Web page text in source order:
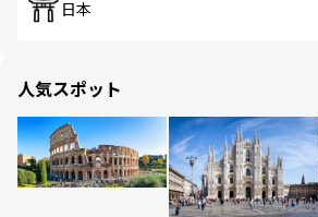
日本
人気スポット